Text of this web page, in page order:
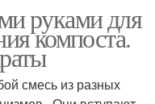
руками для
компоста.
смесь из разных